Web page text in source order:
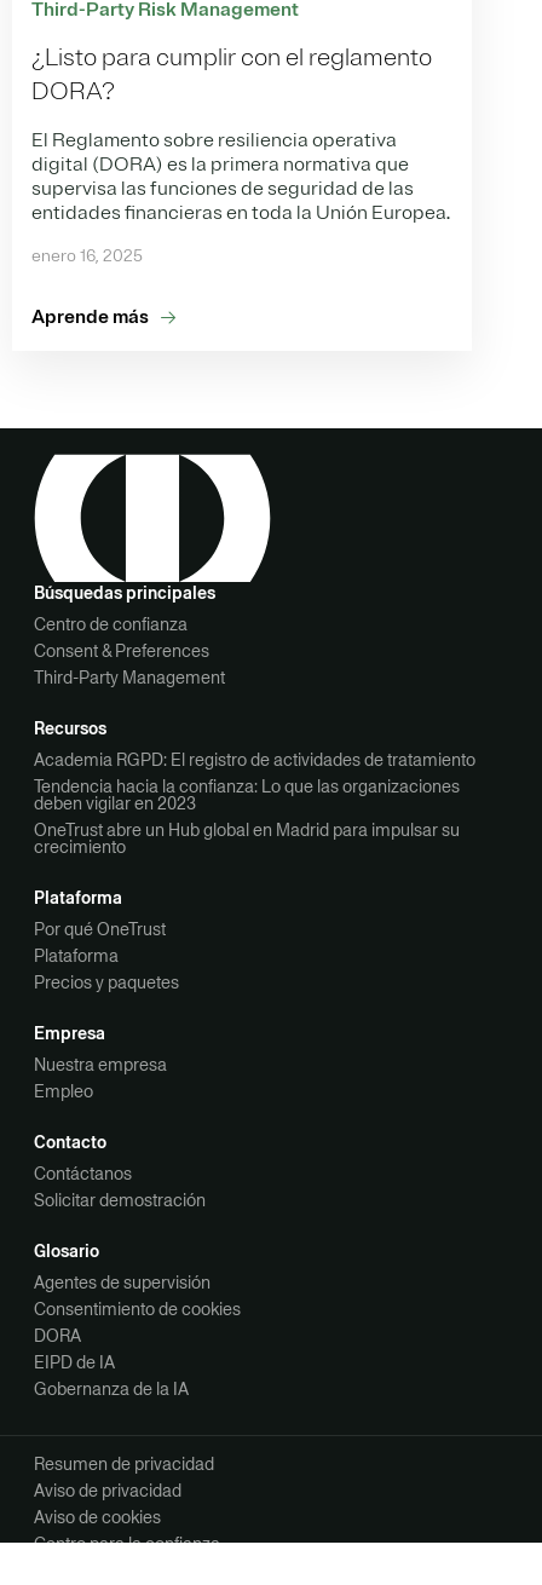
Third-Party Risk Management
¿Listo para cumplir con el reglamento
DORA?
El Reglamento sobre resiliencia operativa
digital (DORA) es la primera normativa que
supervisa las funciones de seguridad de las
entidades financieras en toda la Unión Europea.
enero 16, 2025
Aprende más
Búsquedas principales
Centro de confianza
Consent & Preferences
Third-Party Management
Recursos
Academia RGPD: El registro de actividades de tratamiento
Tendencia hacia la confianza: Lo que las organizaciones
deben vigilar en 2023
OneTrust abre un Hub global en Madrid para impulsar su
crecimiento
Plataforma
Por qué OneTrust
Plataforma
Precios y paquetes
Empresa
Nuestra empresa
Empleo
Contacto
Contáctanos
Solicitar demostración
Glosario
Agentes de supervisión
Consentimiento de cookies
DORA
EIPD de IA
Gobernanza de la IA
Resumen de privacidad
Aviso de privacidad
Aviso de cookies
Centro para la confianza